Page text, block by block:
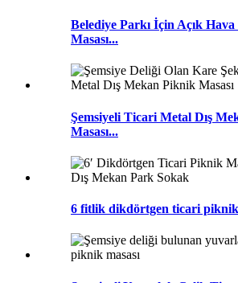
Belediye Parkı İçin Açık
Masası...
Şemsiyeli Ticari Metal Dış
Masası...
6 fitlik dikdörtgen ticari piknik